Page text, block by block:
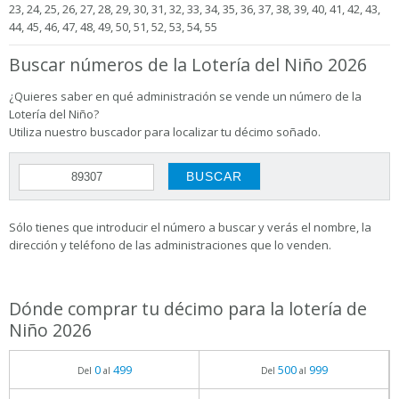
23, 24, 25, 26, 27, 28, 29, 30, 31, 32, 33, 34, 35, 36, 37, 38, 39, 40, 41, 42, 43,
44, 45, 46, 47, 48, 49, 50, 51, 52, 53, 54, 55
Buscar números de la Lotería del Niño 2026
¿Quieres saber en qué administración se vende un número de la
Lotería del Niño?
Utiliza nuestro buscador para localizar tu décimo soñado.
Sólo tienes que introducir el número a buscar y verás el nombre, la
dirección y teléfono de las administraciones que lo venden.
Dónde comprar tu décimo para la lotería de
Niño 2026
Del 0al 499 Del 500al 999